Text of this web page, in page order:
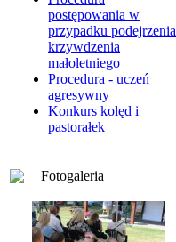
postępowania w
przypadku podejrzenia
krzywdzenia
małoletniego
Procedura - uczeń
agresywny
Konkurs kolęd i
pastorałek
Fotogaleria